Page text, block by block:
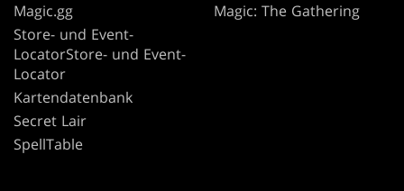
Magic.gg
Store- und Event-
LocatorStore- und Event-
Locator
Kartendatenbank
Secret Lair
SpellTable
Magic: The Gathering